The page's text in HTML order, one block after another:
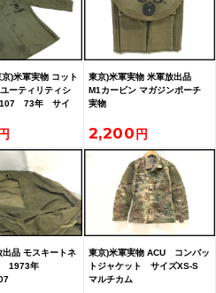
京)米軍実物 コット
ーティリティシ
73年 サイ
東京)米軍実物 米軍放出品
M1カービン マガジンポーチ
実物
2,200
出品 モスキートネ
1973年
東京)米軍実物 ACU コンバッ
トジャケット サイズXS-S
マルチカム